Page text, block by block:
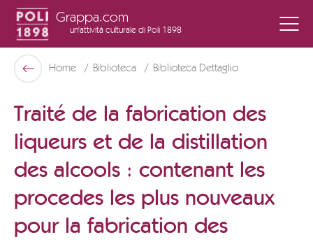
Grappa.com
un'attività culturale di Poli 1898
Poli Museo Della Grappa
Indietro
Home Biblioteca Biblioteca Dettaglio
Traité de la fabrication des
liqueurs et de la distillation
des alcools : contenant les
procedes les plus nouveaux
pour la fabrication des